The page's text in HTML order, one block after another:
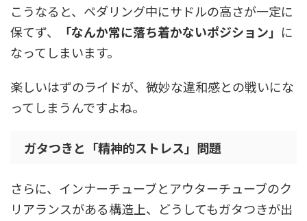
こうなると、ペダリング中にサドルの高さが一定に
保てず、
「なんか常に落ち着かないポジション」 に
なってしまいます。
楽しいはずのライドが、微妙な違和感との戦いにな
ってしまうんですよね。
ガタつきと「精神的ストレス」問題
さらに、インナーチューブとアウターチューブのク
リアランスがある構造上、どうしてもガタつきが出